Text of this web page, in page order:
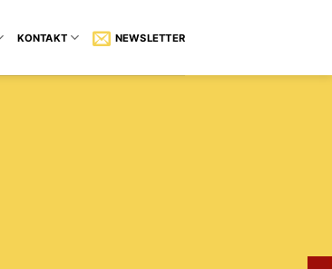
KONTAKT NEWSLETTER